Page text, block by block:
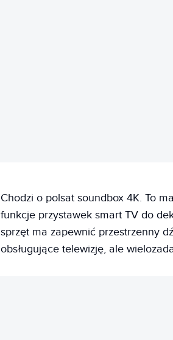
Chodzi o polsat soundbox 4K. To
funkcje przystawek smart TV do
sprzęt ma zapewnić przestrzenny
obsługujące telewizję, ale